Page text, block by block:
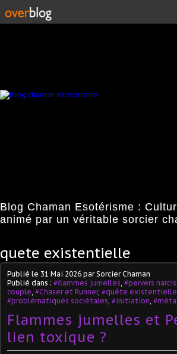
Blog Chaman Esotérisme :
animé par un véritable sorcier
quete existentielle
Publié le 31 Mai 2026 par Sorcier Chaman
Publié dans : #flammes jumelles #pervers
couple #Chaser et Runner, #quête existentielle
#problématiques sociétales #initiation
Flammes jumelles et
lien toxique ?